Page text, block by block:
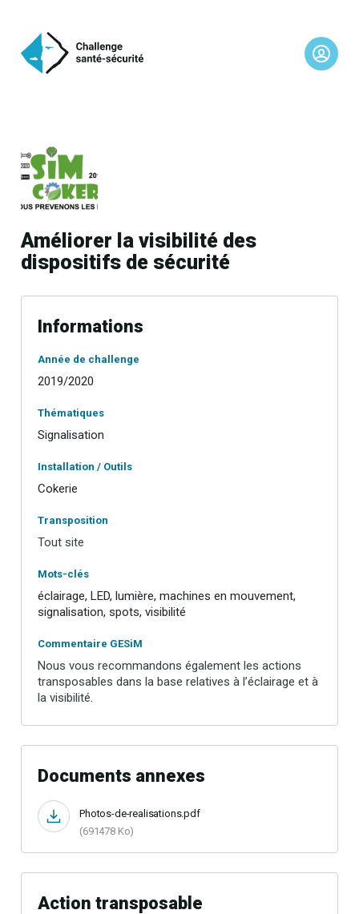
Améliorer la visibilité des
dispositifs de sécurité
Informations
Année de challenge
2019/2020
Thématiques
Signalisation
Installation / Outils
Cokerie
Transposition
Tout site
Mots-clés
éclairage, LED, lumière, machines en mouvement,
signalisation, spots, visibilité
Commentaire GESiM
Nous vous recommandons également les actions
transposables dans la base relatives à l’éclairage et à
la visibilité.
Documents annexes
Photos-de-realisations.pdf
(691478 Ko)
Action transposable